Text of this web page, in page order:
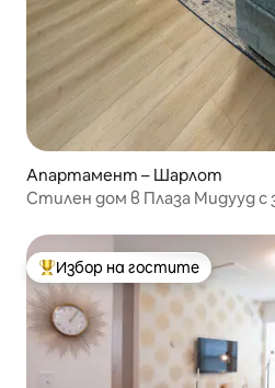
Апартамент – Шарлот
Стилен дом в Плаза Мидууд с
Най-популярен избор на
Избор на гостите